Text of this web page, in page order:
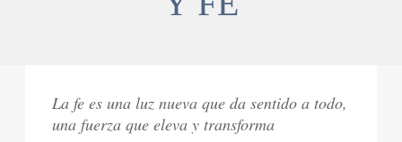
La fe es una luz nueva que da sentido a todo,
una fuerza que eleva y transforma